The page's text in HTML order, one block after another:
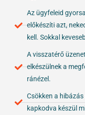
Az ügyfeleid
előkészíti azt,
kell. Sokkal
A visszatérő
elkészülnek a
ránézel.
Csökken a
kapkodva készül